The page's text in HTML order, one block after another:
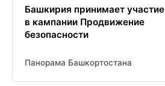
Башкирия принимает участие
в кампании Продвижение
безопасности
Панорама Башкортостана